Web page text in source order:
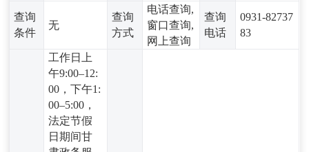
查询
条件
无
查询
方式
电话查询,
窗口查询,
网上查询
查询
电话
0931-82737
83
工作日上
午9:00–12:
00，下午1:
00–5:00，
法定节假
日期间甘